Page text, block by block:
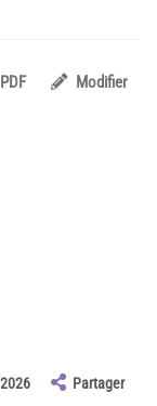
PDF Modifier
Partager